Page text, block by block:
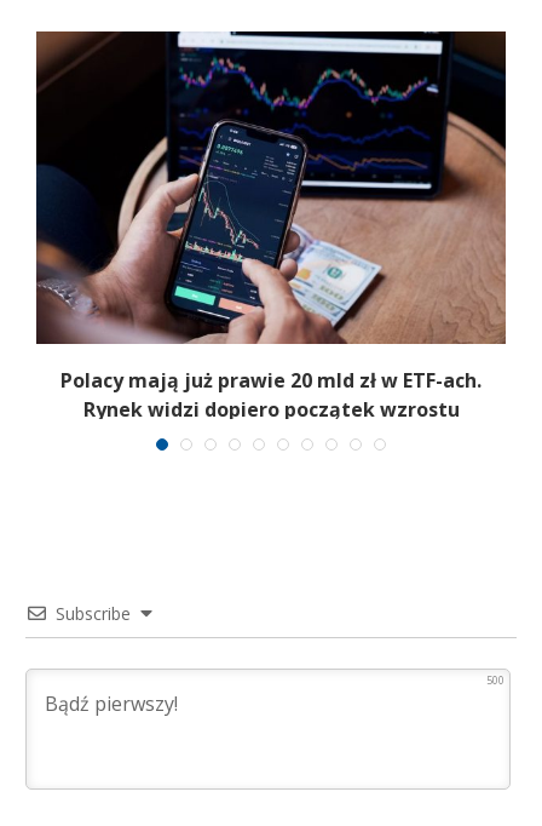
Polacy mają już prawie 20 mld zł w ETF-ach.
Rynek widzi dopiero początek wzrostu
Subscribe
500